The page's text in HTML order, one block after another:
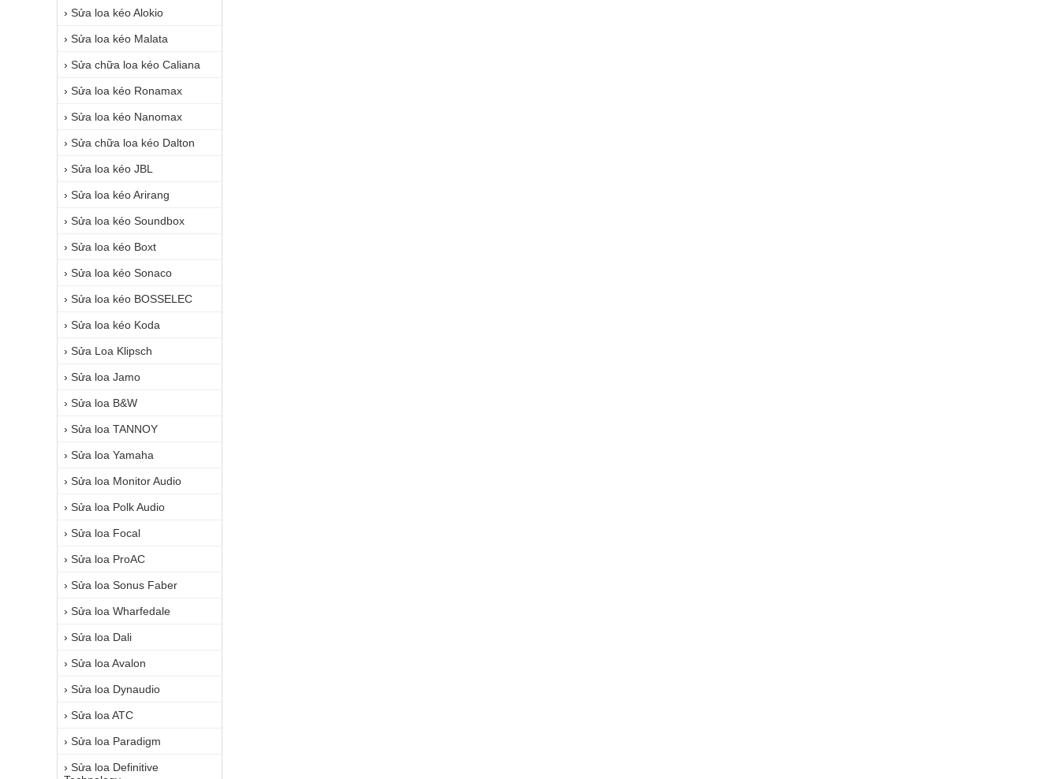
› Sửa loa kéo Alokio
› Sửa loa kéo Malata
› Sửa chữa loa kéo Caliana
› Sửa loa kéo Ronamax
› Sửa loa kéo Nanomax
› Sửa chữa loa kéo Dalton
› Sửa loa kéo JBL
› Sửa loa kéo Arirang
› Sửa loa kéo Soundbox
› Sửa loa kéo Boxt
› Sửa loa kéo Sonaco
› Sửa loa kéo BOSSELEC
› Sửa loa kéo Koda
› Sửa Loa Klipsch
› Sửa loa Jamo
› Sửa loa B&W
› Sửa loa TANNOY
› Sửa loa Yamaha
› Sửa loa Monitor Audio
› Sửa loa Polk Audio
› Sửa loa Focal
› Sửa loa ProAC
› Sửa loa Sonus Faber
› Sửa loa Wharfedale
› Sửa loa Dali
› Sửa loa Avalon
› Sửa loa Dynaudio
› Sửa loa ATC
› Sửa loa Paradigm
› Sửa loa Definitive